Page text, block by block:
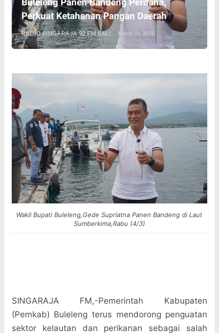
Perkuat Ketahanan Pangan Daerah
RADIO SINGARAJA 92 FM BALI Maret 04, 2026
Wakil Bupati Buleleng,Gede Supriatna Panen Bandeng di Laut
Sumberkima,Rabu (4/3)
SINGARAJA FM,-Pemerintah Kabupaten
(Pemkab) Buleleng terus mendorong penguatan
sektor kelautan dan perikanan sebagai salah